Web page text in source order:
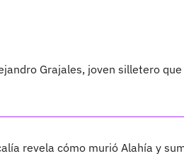
Grajales, joven silletero
revela cómo murió Alahía y